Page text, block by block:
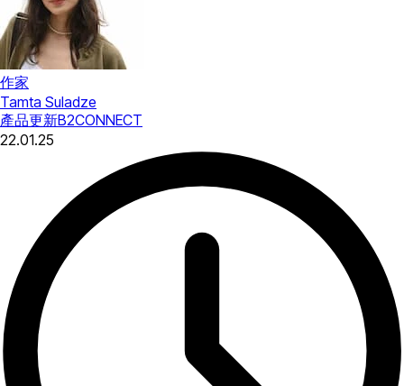
作家
Tamta Suladze
產品更新B2CONNECT
22.01.25